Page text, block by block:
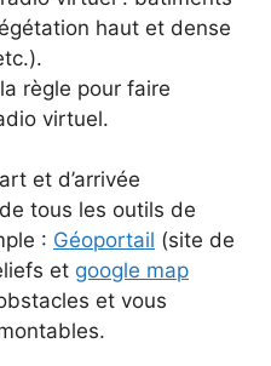
haut et dense
règle pour faire
virtuel.
et d’arrivée
tous les outils de
: Géoportail (site de
et google map
et vous